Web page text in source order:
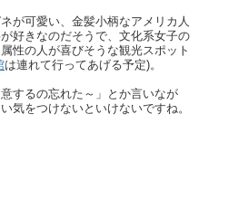
が可愛い、金髪小柄なアメリカ人
好きなのだそうで、文化系女子の
性の人が喜びそうな観光スポット
は連れて行ってあげる予定)。
するの忘れた～」とか言いなが
気をつけないといけないですね。